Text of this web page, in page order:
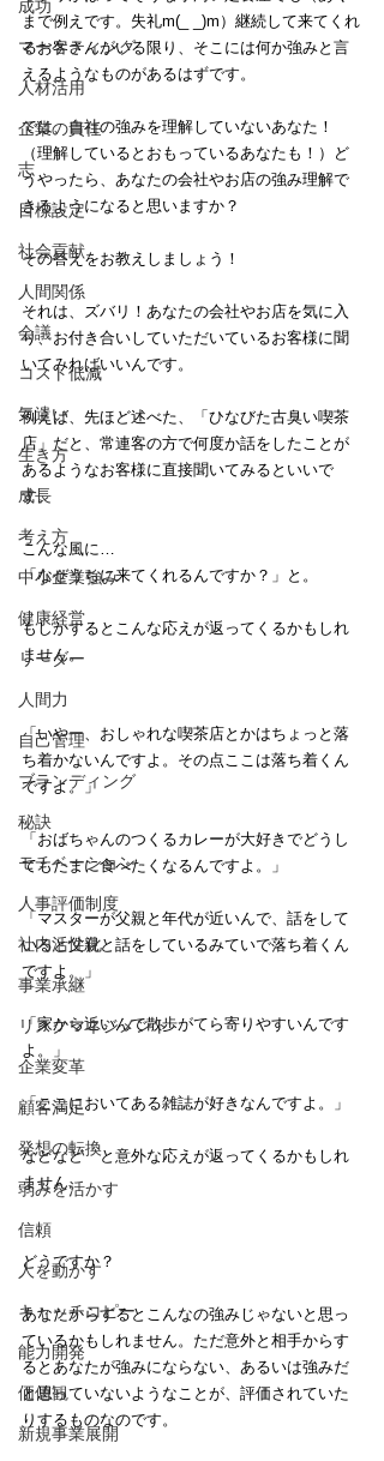
成功
マーケティング
人材活用
企業の責任
志
目標設定
社会貢献
人間関係
会議
コスト低減
気遣い
生き方
成長
考え方
中小企業強み
健康経営
リーダー
人間力
自己管理
ブランディング
秘訣
モチベーション
人事評価制度
社内活性化
事業承継
リスクマネジメント
企業変革
顧客満足
発想の転換
弱みを活かす
信頼
人を動かす
キャッチコピー
能力開発
価値観
新規事業展開
まで例えです。失礼m(_ _)m）継続して来てくれ
るお客さんがいる限り、そこには何か強みと言
えるようなものがあるはずです。
では、自社の強みを理解していないあなた！
（理解しているとおもっているあなたも！）ど
うやったら、あなたの会社やお店の強み理解で
きるようになると思いますか？
その答えをお教えしましょう！
それは、ズバリ！あなたの会社やお店を気に入
り、お付き合いしていただいているお客様に聞
いてみればいいんです。
例えば、先ほど述べた、「ひなびた古臭い喫茶
店」だと、常連客の方で何度か話をしたことが
あるようなお客様に直接聞いてみるといいで
す。
こんな風に…
「なぜうちに来てくれるんですか？」と。
もしかするとこんな応えが返ってくるかもしれ
ません。
「いやー、おしゃれな喫茶店とかはちょっと落
ち着かないんですよ。その点ここは落ち着くん
ですよ。」
「おばちゃんのつくるカレーが大好きでどうし
てもたまに食べたくなるんですよ。」
「マスターが父親と年代が近いんで、話をして
いると父親と話をしているみていで落ち着くん
ですよ。」
「家から近いんで散歩がてら寄りやすいんです
よ。」
「ここにおいてある雑誌が好きなんですよ。」
などなど　と意外な応えが返ってくるかもしれ
ません。
どうですか？
あなたからするとこんなの強みじゃないと思っ
ているかもしれません。ただ意外と相手からす
るとあなたが強みにならない、あるいは強みだ
と思っていないようなことが、評価されていた
りするものなのです。